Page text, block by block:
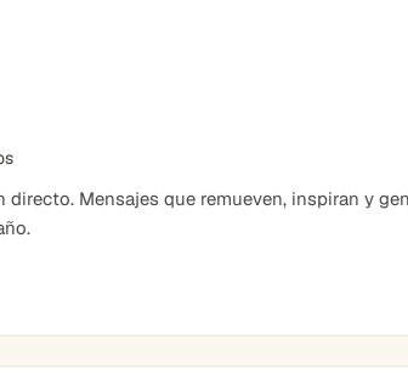
Mensajes que remueven, inspiran y